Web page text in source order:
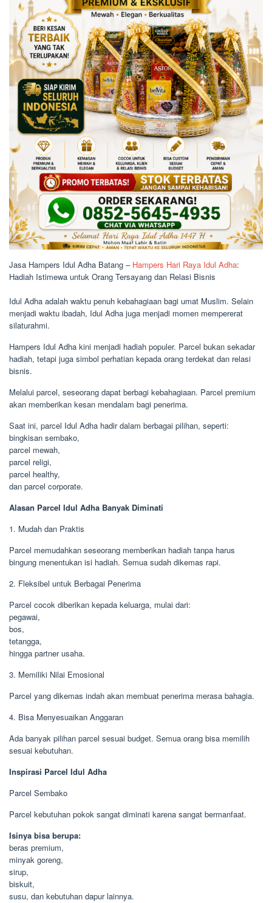
Jasa Hampers Idul Adha Batang – Hampers Hari Raya Idul Adha:
Hadiah Istimewa untuk Orang Tersayang dan Relasi Bisnis
Idul Adha adalah waktu penuh kebahagiaan bagi umat Muslim. Selain
menjadi waktu ibadah, Idul Adha juga menjadi momen mempererat
silaturahmi.
Hampers Idul Adha kini menjadi hadiah populer. Parcel bukan sekadar
hadiah, tetapi juga simbol perhatian kepada orang terdekat dan relasi
bisnis.
Melalui parcel, seseorang dapat berbagi kebahagiaan. Parcel premium
akan memberikan kesan mendalam bagi penerima.
Saat ini, parcel Idul Adha hadir dalam berbagai pilihan, seperti:
bingkisan sembako,
parcel mewah,
parcel religi,
parcel healthy,
dan parcel corporate.
Alasan Parcel Idul Adha Banyak Diminati
1. Mudah dan Praktis
Parcel memudahkan seseorang memberikan hadiah tanpa harus
bingung menentukan isi hadiah. Semua sudah dikemas rapi.
2. Fleksibel untuk Berbagai Penerima
Parcel cocok diberikan kepada keluarga, mulai dari:
pegawai,
bos,
tetangga,
hingga partner usaha.
3. Memiliki Nilai Emosional
Parcel yang dikemas indah akan membuat penerima merasa bahagia.
4. Bisa Menyesuaikan Anggaran
Ada banyak pilihan parcel sesuai budget. Semua orang bisa memilih
sesuai kebutuhan.
Inspirasi Parcel Idul Adha
Parcel Sembako
Parcel kebutuhan pokok sangat diminati karena sangat bermanfaat.
Isinya bisa berupa:
beras premium,
minyak goreng,
sirup,
biskuit,
susu, dan kebutuhan dapur lainnya.